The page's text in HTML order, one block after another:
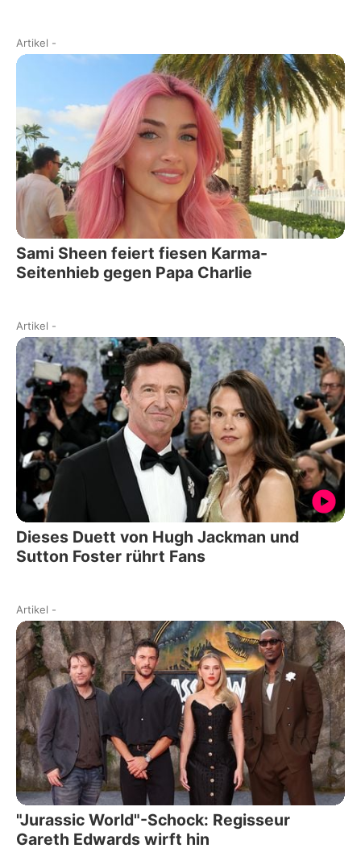
Artikel -
Sami Sheen feiert fiesen Karma-
Seitenhieb gegen Papa Charlie
Artikel -
Dieses Duett von Hugh Jackman und
Sutton Foster rührt Fans
Artikel -
"Jurassic World"-Schock: Regisseur
Gareth Edwards wirft hin